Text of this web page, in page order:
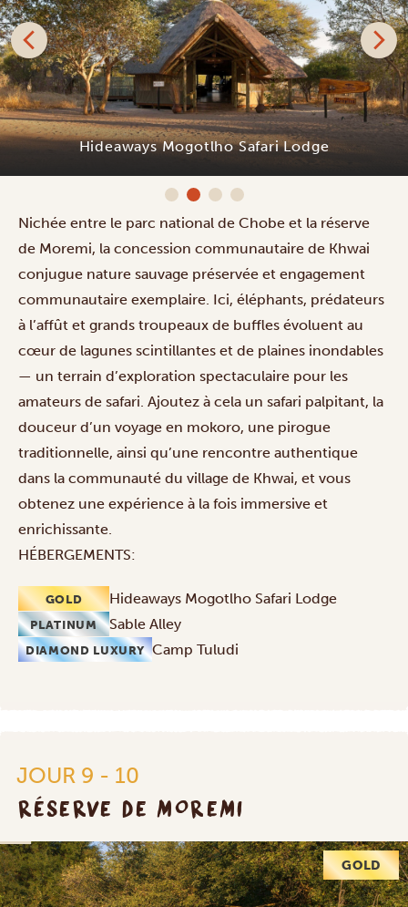
Hideaways Mogotlho Safari Lodge
Nichée entre le parc national de Chobe et la réserve
de Moremi, la concession communautaire de Khwai
conjugue nature sauvage préservée et engagement
communautaire exemplaire. Ici, éléphants, prédateurs
à l’affût et grands troupeaux de buffles évoluent au
cœur de lagunes scintillantes et de plaines inondables
— un terrain d’exploration spectaculaire pour les
amateurs de safari. Ajoutez à cela un safari palpitant, la
douceur d’un voyage en mokoro, une pirogue
traditionnelle, ainsi qu’une rencontre authentique
dans la communauté du village de Khwai, et vous
obtenez une expérience à la fois immersive et
enrichissante.
HÉBERGEMENTS:
GOLD Hideaways Mogotlho Safari Lodge
PLATINUM Sable Alley
DIAMOND LUXURY Camp Tuludi
JOUR 9 - 10
RÉSERVE DE MOREMI
GOLD